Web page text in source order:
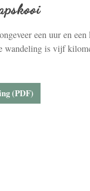
een uur en
wandeling is vijf
(PDF)